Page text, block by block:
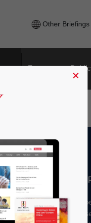
Other Briefings
Events
DEZAN
Meet the firm
their website to
×